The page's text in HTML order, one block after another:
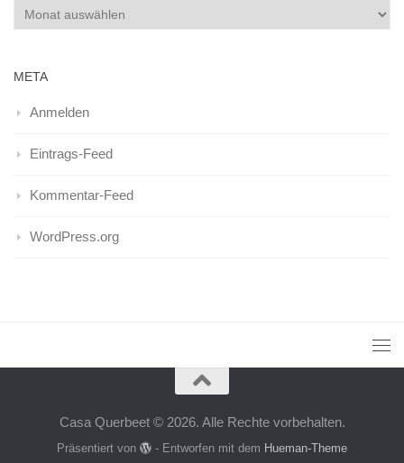
Archiv
META
Anmelden
Eintrags-Feed
Kommentar-Feed
WordPress.org
Casa Querbeet © 2026. Alle Rechte vorbehalten.
Präsentiert von - Entworfen mit dem Hueman-Theme